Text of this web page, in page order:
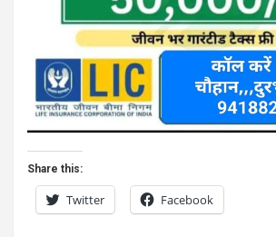
Share this:
Twitter Facebook